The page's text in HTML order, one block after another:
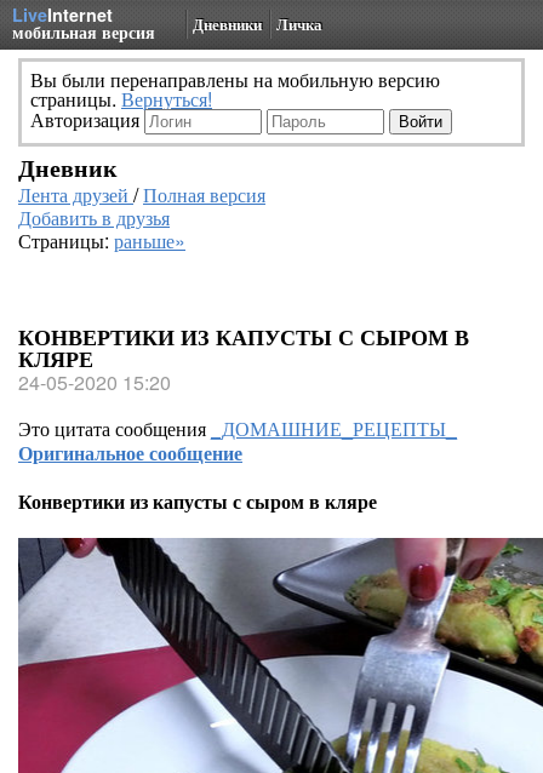
LiveInternet
мобильная версия Дневники Личка
Вы были перенаправлены на мобильную версию
страницы. Вернуться!
Авторизация
Дневник
Лента друзей /Полная версия
Добавить в друзья
Страницы: раньше»
КОНВЕРТИКИ ИЗ КАПУСТЫ С СЫРОМ В
КЛЯРЕ
24-05-2020 15:20
Это цитата сообщения _ДОМАШНИЕ_РЕЦЕПТЫ_
Оригинальное сообщение
Конвертики из капусты с сыром в кляре